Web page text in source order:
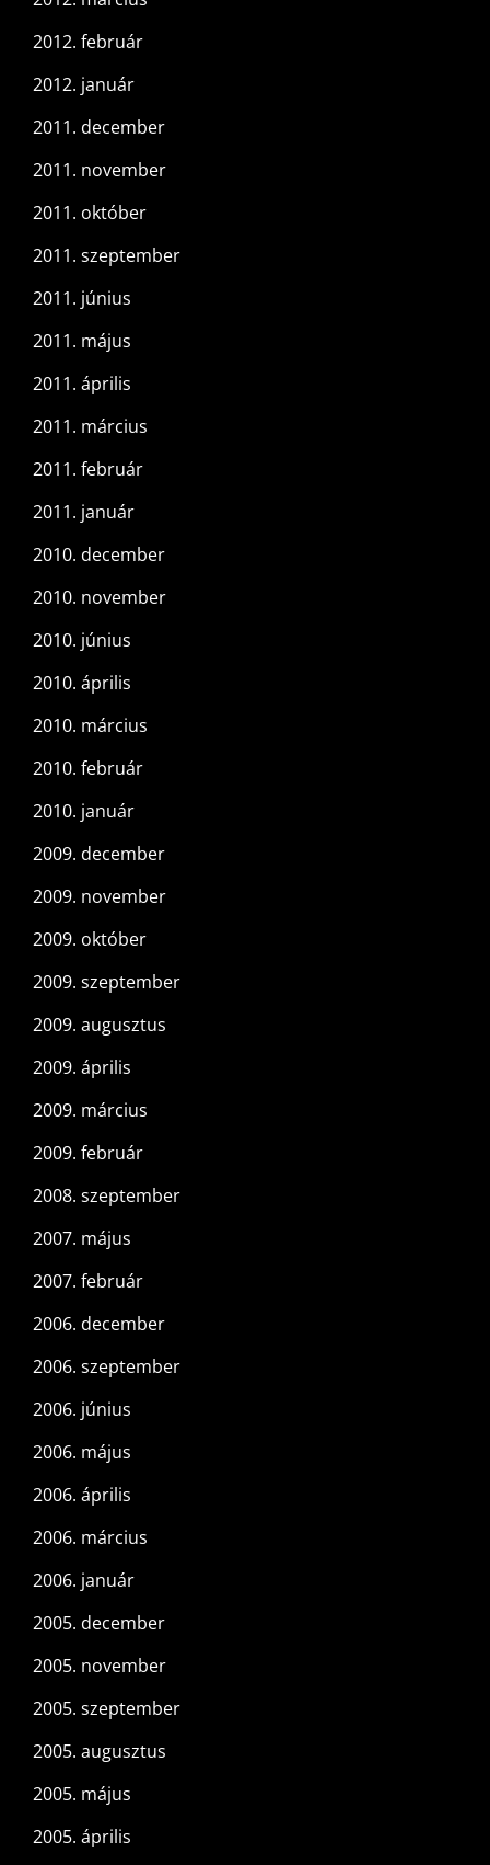
2012. február
2012. január
2011. december
2011. november
2011. október
2011. szeptember
2011. június
2011. május
2011. április
2011. március
2011. február
2011. január
2010. december
2010. november
2010. június
2010. április
2010. március
2010. február
2010. január
2009. december
2009. november
2009. október
2009. szeptember
2009. augusztus
2009. április
2009. március
2009. február
2008. szeptember
2007. május
2007. február
2006. december
2006. szeptember
2006. június
2006. május
2006. április
2006. március
2006. január
2005. december
2005. november
2005. szeptember
2005. augusztus
2005. május
2005. április